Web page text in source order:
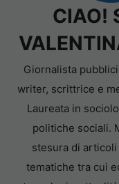
CIAO!
Giornalista
writer, scrittrice e
Laureata in
politiche sociali.
stesura di
tematiche tra cui